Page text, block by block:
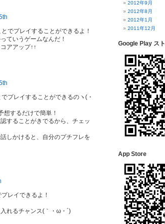
でプレイすることができるよ！
ていうゲームなんだ！
アアップ↑↑
プレイすることができるのヽ(・
するだけで簡単！
することがきでるから、チェッ
しかけると、自分のプチフレを
レイできるよ！
れるチャンス(｀・ω・´)
2012年9月
2012年8月
2012年1月
2011年12月
Google Play ス
App Store